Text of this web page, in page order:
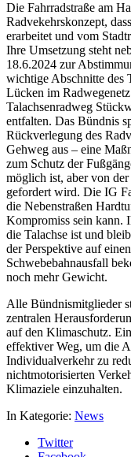
Die Fahrradstraße am
Radvekehrskonzept,
erarbeitet und vom
Ihre Umsetzung steht
18.6.2024 zur
wichtige Abschnitte des
Lücken im
Talachsenradweg
entfalten. Das Bündnis
Rückverlegung des
Gehweg aus – eine
zum Schutz der
möglich ist, aber von
gefordert wird. Die IG
die Nebenstraßen
Kompromiss sein kann.
die Talachse ist und
der Perspektive auf
Schwebebahnausfall
noch mehr Gewicht.
Alle Bündnismitglieder
zentralen
auf den Klimaschutz.
effektiver Weg, um die
Individualverkehr zu
nichtmotorisierten
Klimaziele einzuhalten.
In Kategorie: News
Twitter